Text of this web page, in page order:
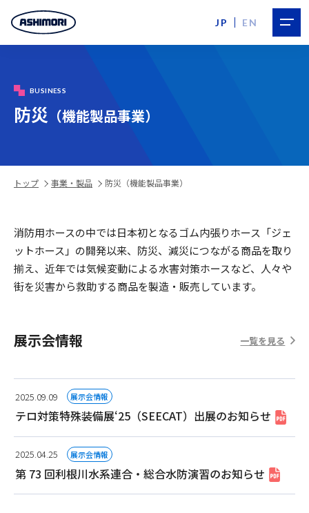
JP EN
BUSINESS
防災 （機能製品事業）
トップ 事業・製品 防災（機能製品事業）
消防用ホースの中では日本初となるゴム内張りホース「ジェ
ットホース」の開発以来、防災、減災につながる商品を取り
揃え、近年では気候変動による水害対策ホースなど、人々や
街を災害から救助する商品を製造・販売しています。
展示会情報 一覧を見る
2025.09.09 展示会情報
テロ対策特殊装備展‘25（SEECAT）出展のお知らせ
2025.04.25 展示会情報
第 73 回利根川水系連合・総合水防演習のお知らせ